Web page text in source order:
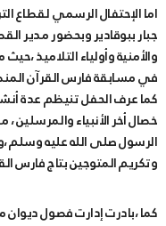
اما الإحتفال الرسمي لقطاع
جبار ببوقادير وبحضور مدير
والأمنية وأولياء التلاميذ
في مسابقة فارس القرآن
كما عرف الحفل تنيظم عدة
خصال أخر الأنبياء والمرسلين
الرسول صلى الله عليه وسلم
وتكريم المتوجين بتاج فارس
كما ،بادرت إدارت فصول ديوان